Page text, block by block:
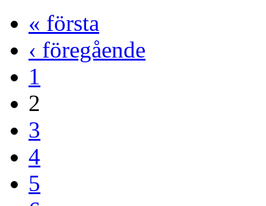
« första
‹ föregående
1
2
3
4
5